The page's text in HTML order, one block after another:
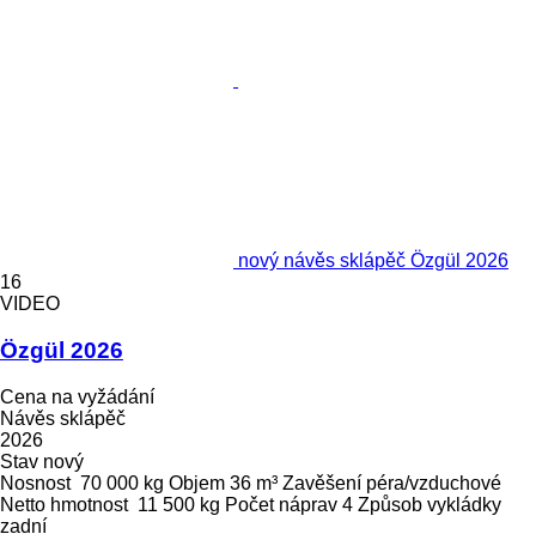
nový návěs sklápěč Özgül 2026
16
VIDEO
Özgül 2026
Cena na vyžádání
Návěs sklápěč
2026
Stav nový
Nosnost 70 000 kg Objem 36 m³ Zavěšení péra/vzduchové
Netto hmotnost 11 500 kg Počet náprav 4 Způsob vykládky
zadní